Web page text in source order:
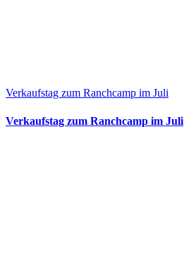
Verkaufstag zum Ranchcamp im Juli
Verkaufstag zum Ranchcamp im Juli